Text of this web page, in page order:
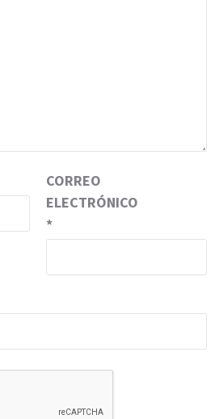
CORREO
ELECTRÓNICO
*